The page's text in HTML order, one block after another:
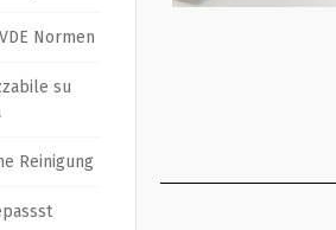
Normen
su
Reinigung